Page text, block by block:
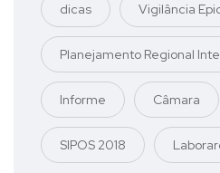
dicas Vigilância
Planejamento Regional
Informe Câmara
SIPOS 2018